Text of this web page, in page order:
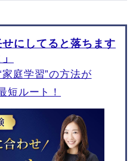
せにしてると落ちます
庭学習”の方法が
短ルート！
相模女子大学小学部
日本大学藤沢小学校
平和学園小学校
鎌倉女子大学初等部
桐光学園小学校
湘南学園小学校
清泉小学校
洗足学園小学校